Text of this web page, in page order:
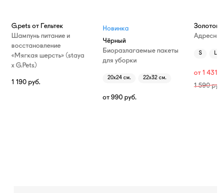
G.pets от Гельтек
Шампунь питание и
восстановление
«Мягкая шерсть» (staya
х G.Pets)
1 190 руб.
Новинка
Чёрный
Биоразлагаемые пакеты
для уборки
20х24 см. 22х32 см.
от 990 руб.
Золотой
S L
от 1 431
1 590